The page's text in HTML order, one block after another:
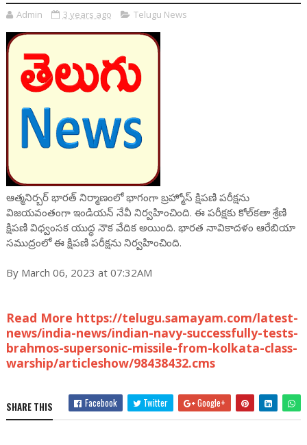
Admin 3 years ago Telugu News
ఆత్మనిర్బర్‌ భారత్‌ నిర్మాణంలో భాగంగా బ్రహ్మోస్ క్షిపణి పరీక్షను
విజయవంతంగా ఇండియన్‌ నేవీ నిర్వహించింది. ఈ పరీక్షకు కోల్‌కతా శ్రేణి
క్షిపణి విధ్వంసక యుద్ధ నౌక వేదిక అయింది. భారత నావికాదళం ఆరేబియా
సముద్రంలో ఈ క్షిపణి పరీక్షను నిర్వహించింది.
By March 06, 2023 at 07:32AM
Read More https://telugu.samayam.com/latest-
news/india-news/indian-navy-successfully-tests-
brahmos-supersonic-missile-from-kolkata-class-
warship/articleshow/98438432.cms
SHARE THIS Facebook Twitter Google+